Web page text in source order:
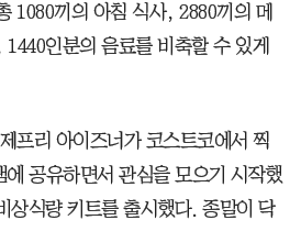
1080끼의 아침 식사, 2880끼의 메
인분의 음료를 비축할 수 있게
프리 아이즈너가 코스트코에서 찍
공유하면서 관심을 모으기 시작했
상식량 키트를 출시했다. 종말이 닥